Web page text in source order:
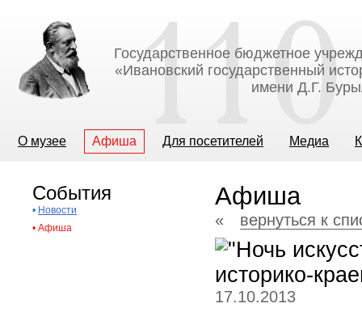
Государственное бюджетное
«Ивановский государственный
имени Д.Г.
О музее Афиша Для посетителей Медиа
События
• Новости
• Афиша
Афиша
« вернуться к
17.10.2013